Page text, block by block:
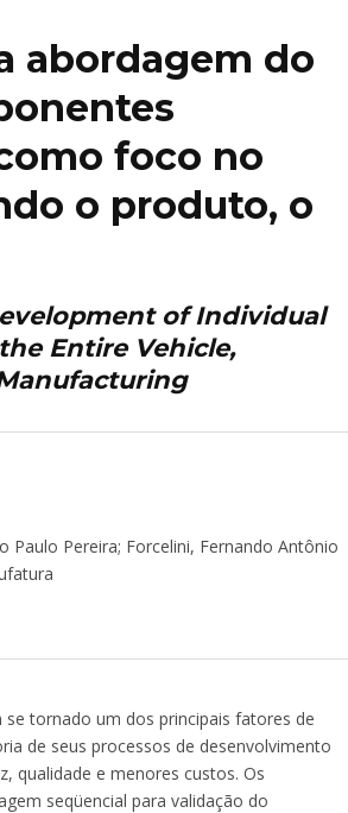
abordagem do
foco no
o produto, o
of Individual
Entire Vehicle,
Paulo Pereira; Forcelini, Fernando Antônio
tornado um dos principais fatores de
de seus processos de desenvolvimento
qualidade e menores custos. Os
seqüencial para validação do